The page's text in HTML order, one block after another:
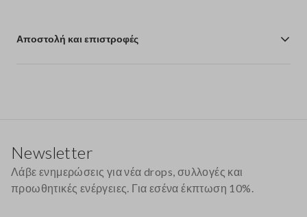
Αποστολή και επιστροφές
Newsletter
Λάβε ενημερώσεις για νέα drops, συλλογές και
προωθητικές ενέργειες. Για εσένα έκπτωση 10%.